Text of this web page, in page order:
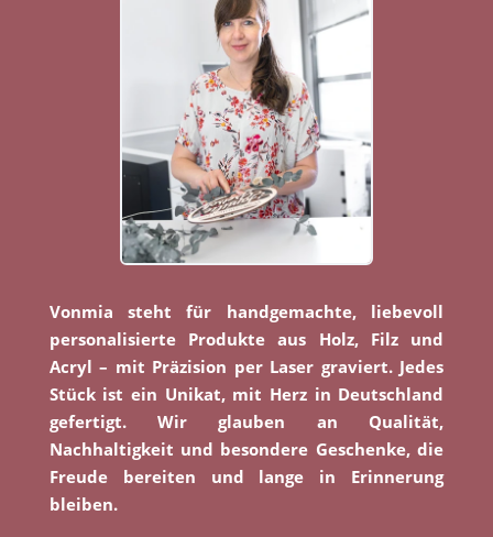
Vonmia steht für handgemachte, liebevoll
personalisierte Produkte aus Holz, Filz und
Acryl – mit Präzision per Laser graviert. Jedes
Stück ist ein Unikat, mit Herz in Deutschland
gefertigt. Wir glauben an Qualität,
Nachhaltigkeit und besondere Geschenke, die
Freude bereiten und lange in Erinnerung
bleiben.